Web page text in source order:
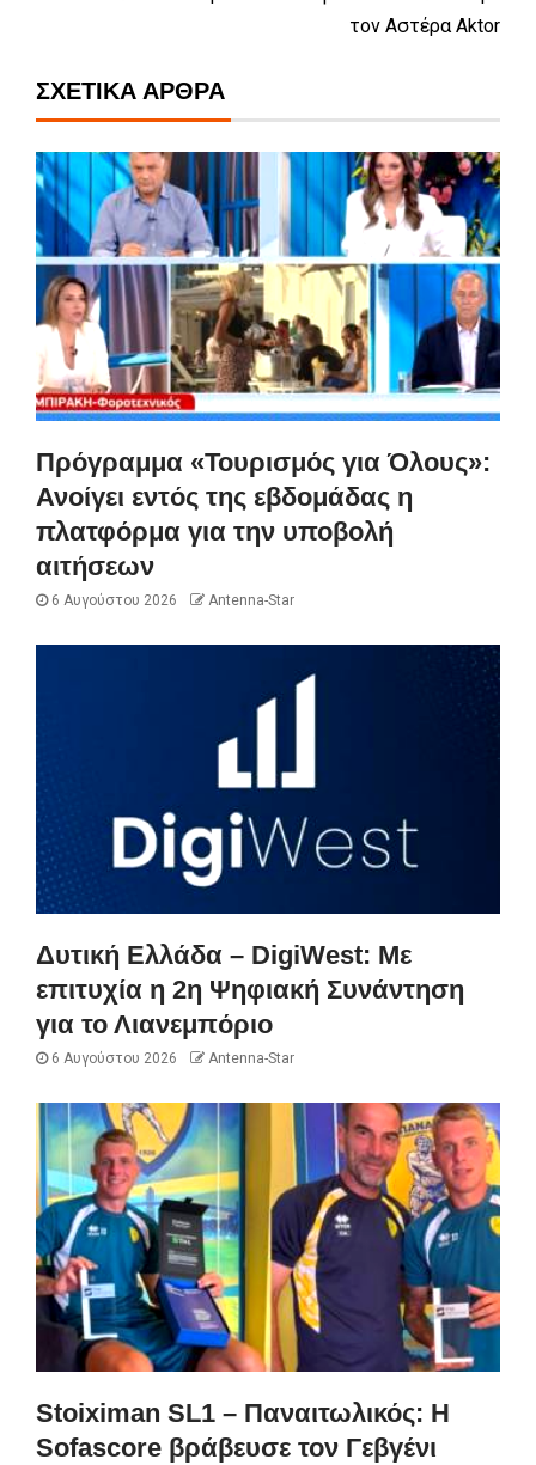
τον Αστέρα Aktor
ΣΧΕΤΙΚΆ ΆΡΘΡΑ
Πρόγραμμα «Τουρισμός για Όλους»:
Ανοίγει εντός της εβδομάδας η
πλατφόρμα για την υποβολή
αιτήσεων
6 Αυγούστου 2026 Antenna-Star
Δυτική Ελλάδα – DigiWest: Με
επιτυχία η 2η Ψηφιακή Συνάντηση
για το Λιανεμπόριο
6 Αυγούστου 2026 Antenna-Star
Stoiximan SL1 – Παναιτωλικός: Η
Sofascore βράβευσε τον Γεβγένι